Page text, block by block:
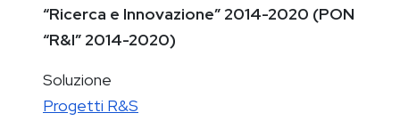
“Ricerca e Innovazione” 2014-2020 (PON
“R&I” 2014-2020)
Soluzione
Progetti R&S